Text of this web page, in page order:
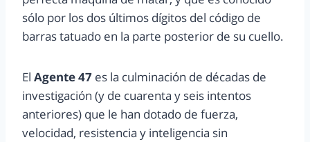
sólo por los dos últimos dígitos del código de
barras tatuado en la parte posterior de su cuello.
El Agente 47 es la culminación de décadas de
investigación (y de cuarenta y seis intentos
anteriores) que le han dotado de fuerza,
velocidad, resistencia y inteligencia sin